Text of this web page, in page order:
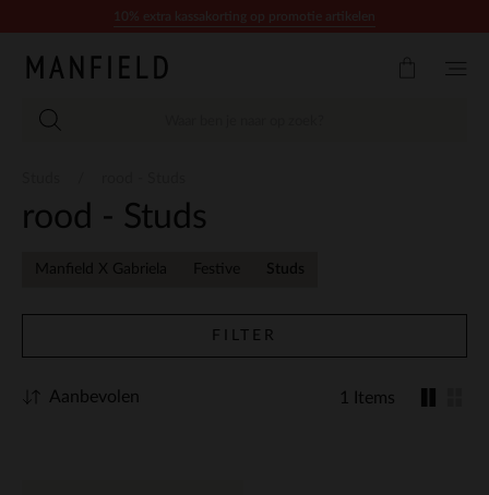
rood - Studs
Manfield X Gabriela Festive Studs
FILTER
1 Items
Aanbevolen